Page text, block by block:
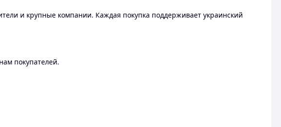
и крупные компании. Каждая покупка поддерживает украинский
покупателей.